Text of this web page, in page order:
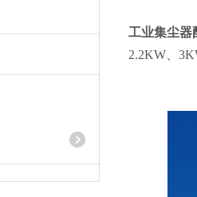
工业集尘器
2.2KW、